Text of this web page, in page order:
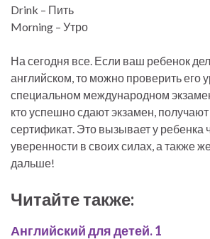
Drink – Пить
Morning – Утро
На сегодня все. Если ваш ребенок
английском, то можно проверить его
специальном международном
кто успешно сдают экзамен,
сертификат. Это вызывает у ребенка
уверенности в своих силах, а также
дальше!
Читайте также:
Английский для детей. 1